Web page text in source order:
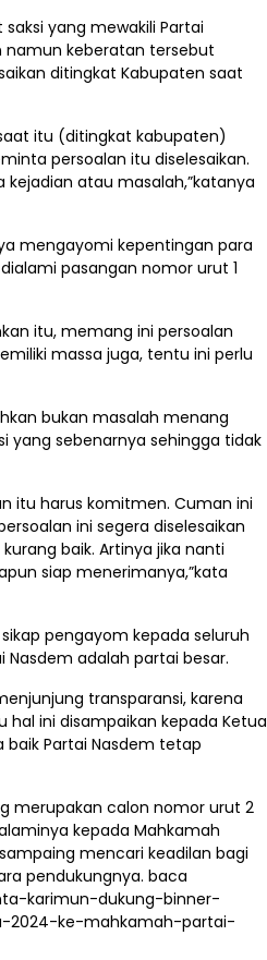
yang mewakili Partai
keberatan tersebut
ditingkat Kabupaten saat
itu (ditingkat kabupaten)
persoalan itu diselesaikan.
atau masalah,”katanya
mengayomi kepentingan para
pasangan nomor urut 1
itu, memang ini persoalan
massa juga, tentu ini perlu
bukan masalah menang
yang sebenarnya sehingga tidak
itu harus komitmen. Cuman ini
ini segera diselesaikan
baik. Artinya jika nanti
siap menerimanya,”kata
pengayom kepada seluruh
adalah partai besar.
transparansi, karena
hal ini disampaikan kepada Ketua
baik Partai Nasdem tetap
merupakan calon nomor urut 2
kepada Mahkamah
mencari keadilan bagi
pendukungnya. baca
karimun-dukung-binner-
2024-ke-mahkamah-partai-